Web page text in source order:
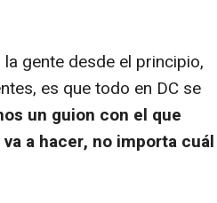
gente desde el principio,
es que todo en DC se
un guion con el que
a hacer, no importa cuál